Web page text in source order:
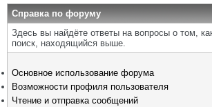
Справка по форуму
Здесь вы найдёте ответы на вопросы о том,
поиск, находящийся выше.
Основное использование форума
Возможности профиля пользователя
Чтение и отправка сообщений